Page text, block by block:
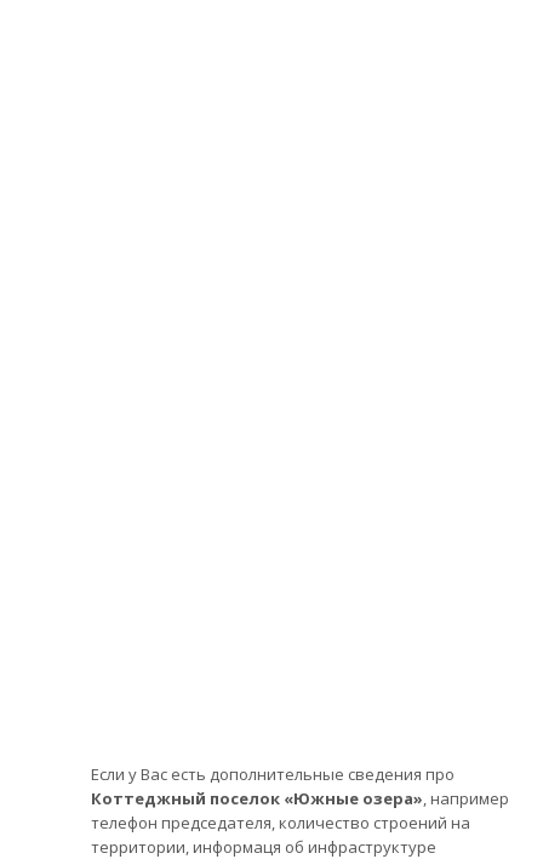
Если у Вас есть дополнительные сведения про
Коттеджный поселок «Южные озера», например
телефон председателя, количество строений на
территории, информаця об инфраструктуре